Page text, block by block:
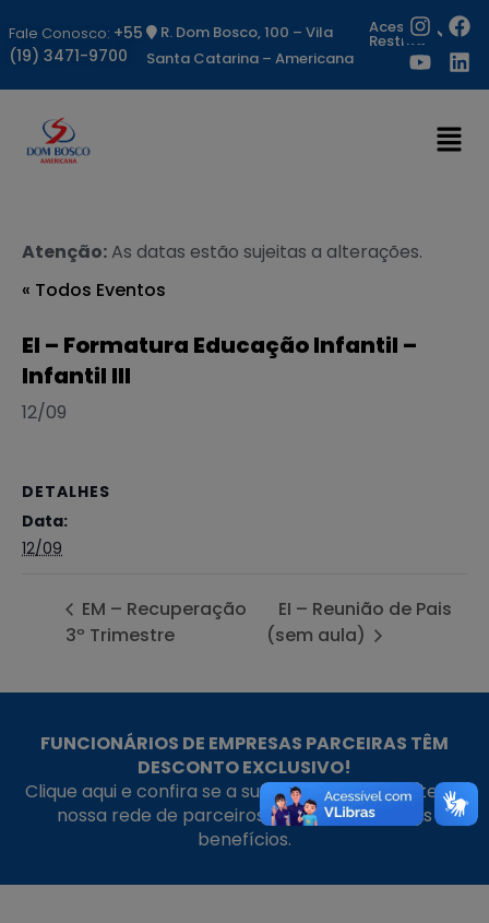
Fale Conosco: +55
(19) 3471-9700
R. Dom Bosco, 100 – Vila
Santa Catarina – Americana
Acesso
Restrito
Atenção:As datas estão sujeitas a alterações.
« Todos Eventos
EI – Formatura Educação Infantil –
Infantil III
12/09
DETALHES
Data:
12/09
EM – Recuperação
3º Trimestre
EI – Reunião de Pais
(sem aula)
FUNCIONÁRIOS DE EMPRESAS PARCEIRAS TÊM
DESCONTO EXCLUSIVO!
Clique aqui e confira se a sua empresa faz parte da
nossa rede de parceiros e aproveite nossos
benefícios.